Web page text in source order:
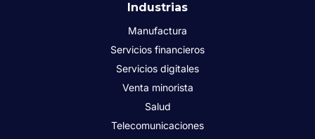
Industrias
Manufactura
Servicios financieros
Servicios digitales
Venta minorista
Salud
Telecomunicaciones